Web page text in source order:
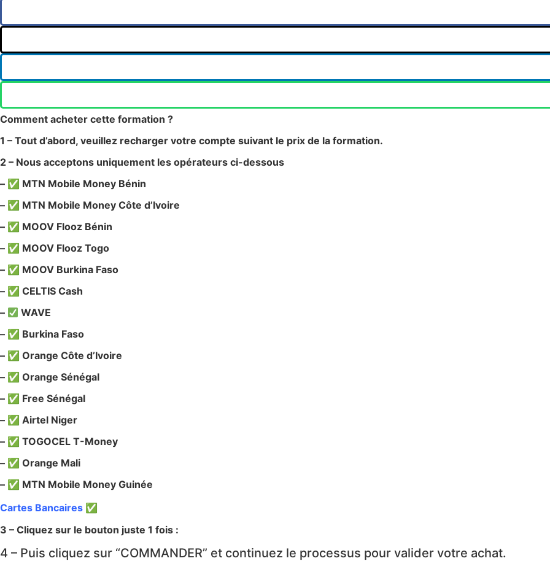
Comment acheter cette formation ?
1 – Tout d’abord, veuillez recharger votre compte suivant le prix de la formation.
2 – Nous acceptons uniquement les opérateurs ci-dessous
– ✅ MTN Mobile Money Bénin
– ✅ MTN Mobile Money Côte d’Ivoire
– ✅ MOOV Flooz Bénin
– ✅ MOOV Flooz Togo
– ✅ MOOV Burkina Faso
– ✅ CELTIS Cash
–
WAVE
– ✅ Burkina Faso
– ✅ Orange Côte d’Ivoire
– ✅ Orange Sénégal
– ✅ Free Sénégal
– ✅ Airtel Niger
– ✅ TOGOCEL T-Money
– ✅ Orange Mali
– ✅ MTN Mobile Money Guinée
Cartes Bancaires ✅
3 – Cliquez sur le bouton juste 1 fois :
4 – Puis cliquez sur “COMMANDER” et continuez le processus pour valider votre achat.